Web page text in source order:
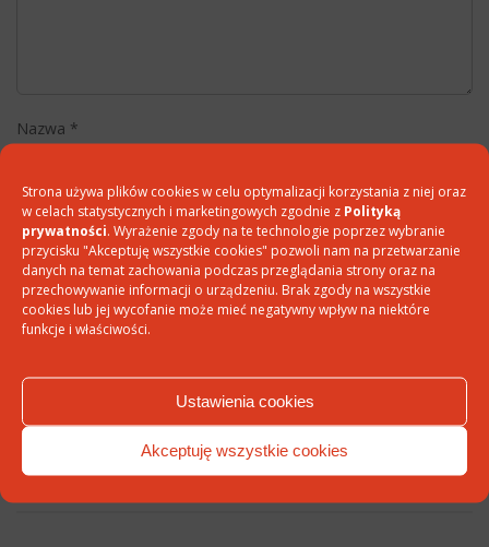
Strona używa plików cookies w celu optymalizacji korzystania z niej oraz
w celach statystycznych i marketingowych zgodnie z Polityką
prywatności. Wyrażenie zgody na te technologie poprzez wybranie
przycisku "Akceptuję wszystkie cookies" pozwoli nam na przetwarzanie
danych na temat zachowania podczas przeglądania strony oraz na
przechowywanie informacji o urządzeniu. Brak zgody na wszystkie
cookies lub jej wycofanie może mieć negatywny wpływ na niektóre
funkcje i właściwości.
Akceptuję wszystkie cookies
Ustawienia cookies
Nazwa *
E-mail*
Witryna internetowa